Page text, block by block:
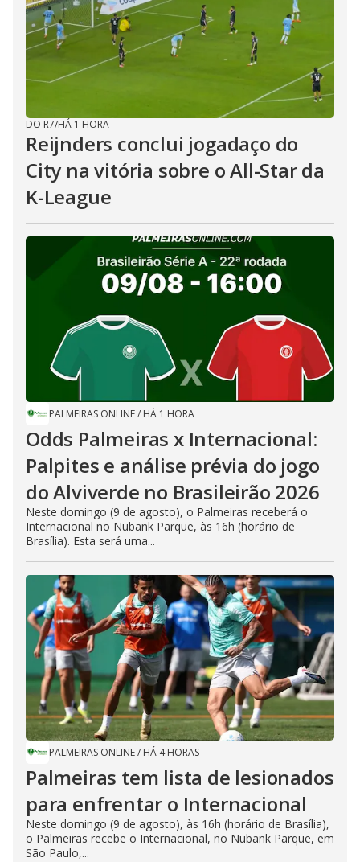
DO R7/HÁ 1 HORA
Reijnders conclui jogadaço do
City na vitória sobre o All-Star da
K-League
PALMEIRAS ONLINE/ HÁ 1 HORA
Odds Palmeiras x Internacional:
Palpites e análise prévia do jogo
do Alviverde no Brasileirão 2026
Neste domingo (9 de agosto), o Palmeiras receberá o
Internacional no Nubank Parque, às 16h (horário de
Brasília). Esta será uma...
PALMEIRAS ONLINE/ HÁ 4 HORAS
Palmeiras tem lista de lesionados
para enfrentar o Internacional
Neste domingo (9 de agosto), às 16h (horário de Brasília),
o Palmeiras recebe o Internacional, no Nubank Parque, em
São Paulo,...